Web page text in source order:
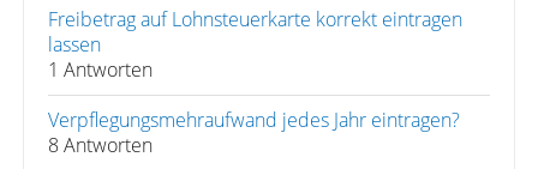
Freibetrag auf Lohnsteuerkarte korrekt eintragen
lassen
1 Antworten
Verpflegungsmehraufwand jedes Jahr eintragen?
8 Antworten